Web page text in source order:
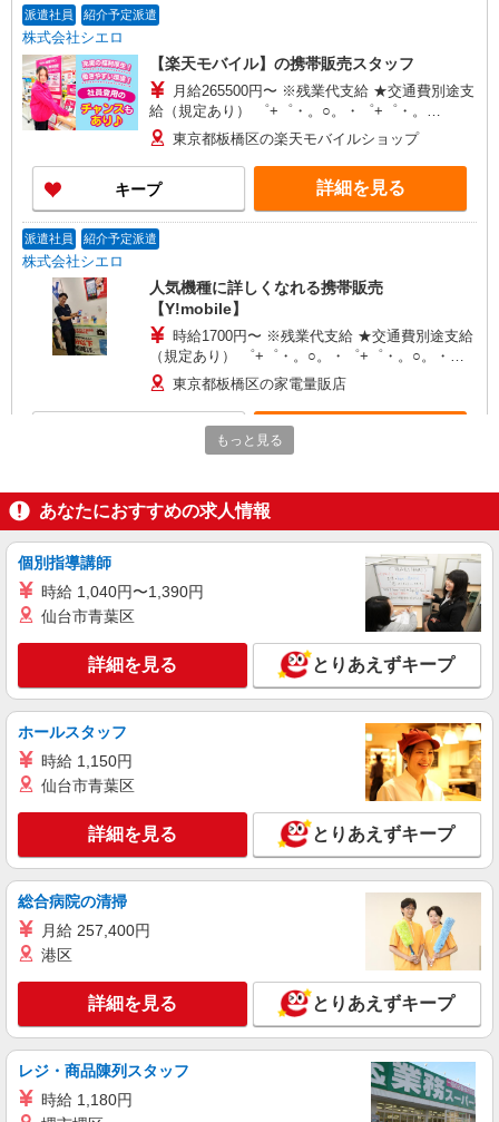
派遣社員 紹介予定派遣
株式会社シエロ
【楽天モバイル】の携帯販売スタッフ
月給265500円〜 ※残業代支給 ★交通費別途支
給（規定あり） ゜+゜・。○。・゜+゜・。
○。・゜+゜ 入社祝い金10万円支給(規定有) お友達
を紹介頂くと, インセンティブ支給(規定有) ゜・。
○。・゜+゜・。○。・゜+゜
東京都板橋区の楽天モバイルショップ
キープ 詳細を見る
派遣社員 紹介予定派遣
株式会社シエロ
人気機種に詳しくなれる携帯販売
【Y!mobile】
時給1700円〜 ※残業代支給 ★交通費別途支給
（規定あり） ゜+゜・。○。・゜+゜・。○。・゜
+゜ 入社祝い金10万円支給(規定有) お友達を紹介
頂くと, インセンティブ支給(規定有) ★月2回払
い・週払い可能（規程有）★ ゜・。○。・゜
+゜・。○。・゜+゜
東京都板橋区の家電量販店
株式会社シエロ
【ドコモ】の店舗スタッフ
時給1700円〜 ※残業代支給 ★交通費別途支給
+゜ 入社祝い金10万円支給(規定有) お友達を紹介
頂くと, インセンティブ支給(規定有) ★月2回払
い・週払い可能（規程有）★ ゜・。○。・゜
+゜・。○。・゜+゜
東京都板橋区のdocomoショップ
キープ 詳細を見る
株式会社シエロ
【Y!mobile】人気機種に詳しくなれる携帯販
時給1450円〜 ※残業代支給 ★交通費別途支給
（規定あり） ゜+゜・。○。・゜+゜・。○。・゜
+゜ 入社祝い金10万円支給(規定有) お友達を紹介
頂くと, インセンティブ支給(規定有) ★月2回払
い・週払い可能（規程有）★ ゜・。○。・゜
東京都板橋区のY！mobileショップ
キープ 詳細を見る
派遣社員
【docomo】の携帯販売スタッフ
時給1700円〜 ※残業代支給 ★交通費別途支給
（規定あり） ゜+゜・。○。・゜+゜・。○。・゜
+゜ 入社祝い金10万円支給(規定有) お友達を紹介
頂くと, インセンティブ支給(規定有) ★月2回払
い・週払い可能（規程有）★ ゜・。○。・゜
東京都板橋区のdocomoショップ
もっと見る
あなたにおすすめの求人情報
個別指導講師
時給 1,040円〜1,390円
仙台市青葉区
詳細を見る とりあえずキープ
ホールスタッフ
時給 1,150円
仙台市青葉区
詳細を見る とりあえずキープ
総合病院の清掃
月給 257,400円
港区
詳細を見る とりあえずキープ
レジ・商品陳列スタッフ
時給 1,180円